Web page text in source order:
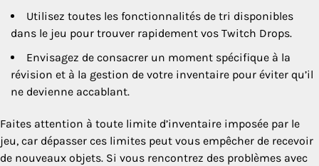
Utilisez toutes les fonctionnalités de tri disponibles
dans le jeu pour trouver rapidement vos Twitch Drops.
Envisagez de consacrer un moment spécifique à la
révision et à la gestion de votre inventaire pour éviter qu’il
ne devienne accablant.
Faites attention à toute limite d’inventaire imposée par le
jeu, car dépasser ces limites peut vous empêcher de recevoir
de nouveaux objets. Si vous rencontrez des problèmes avec